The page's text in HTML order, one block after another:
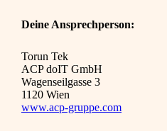
Deine Ansprechperson:
Torun Tek
ACP doIT GmbH
Wagenseilgasse 3
1120 Wien
www.acp-gruppe.com